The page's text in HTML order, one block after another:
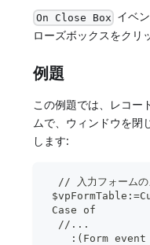
On Close Box イベ
ローズボックスをクリ
例題
この例題では、レコー
ムで、ウィンドウを閉
します:
// 入力フォームの
Case of
  //...
:(Form event